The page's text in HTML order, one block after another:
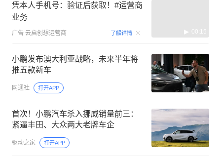
凭本人手机号：验证后获取！#运营商
业务
广告 云启创想运营商 了解详情 00:15
小鹏发布澳大利亚战略，未来半年将
推五款新车
网通社 打开APP
首次！小鹏汽车杀入挪威销量前三：
紧逼丰田、大众两大老牌车企
驱动之家 打开APP